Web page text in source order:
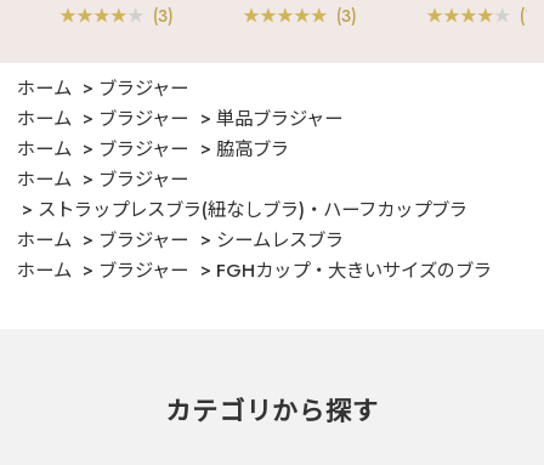
(3) (3) (1)
ホーム
ブラジャー
ホーム
ブラジャー
単品ブラジャー
ホーム
ブラジャー
脇高ブラ
ホーム
ブラジャー
ストラップレスブラ(紐なしブラ)・ハーフカップブラ
ホーム
ブラジャー
シームレスブラ
ホーム
ブラジャー FGHカップ・大きいサイズのブラ
カテゴリから探す